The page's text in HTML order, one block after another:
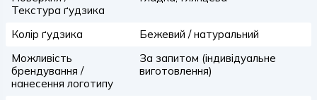
Текстура ґудзика
Колір ґудзика
Бежевий / натуральний
Можливість
брендування /
нанесення логотипу
За запитом (індивідуальне
виготовлення)